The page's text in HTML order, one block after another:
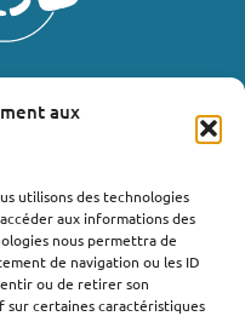
aux
utilisons des technologies
aux informations des
nous permettra de
de navigation ou les ID
ou de retirer son
certaines caractéristiques
?